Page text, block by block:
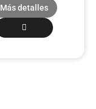
Más detalles